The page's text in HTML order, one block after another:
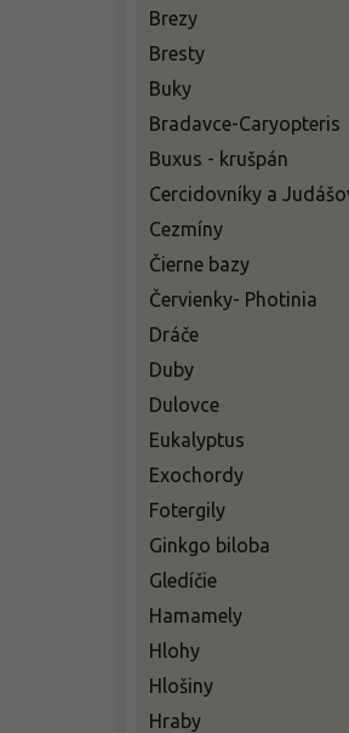
Brezy
Bresty
Buky
Bradavce-Caryopteris
Buxus - krušpán
Cercidovníky a
Cezmíny
Čierne bazy
Červienky- Photinia
Dráče
Duby
Dulovce
Eukalyptus
Exochordy
Fotergily
Ginkgo biloba
Gledíčie
Hamamely
Hlohy
Hlošiny
Hraby